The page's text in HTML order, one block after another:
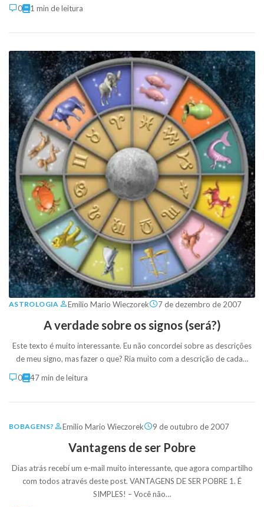
0
1 min de leitura
ASTROLOGIA Emilio Mario Wieczorek 7 de dezembro de 2007
A verdade sobre os signos (será?)
Este texto é muito interessante. Eu não concordei sobre as descrições
de meu signo, mas fazer o que? Ria muito com a descrição de cada…
0
47 min de leitura
BOBAGENS? Emilio Mario Wieczorek 9 de outubro de 2007
Vantagens de ser Pobre
Dias atrás recebí um e-mail muito interessante, que agora compartilho
com todos através deste post. VANTAGENS DE SER POBRE 1. É
SIMPLES! – Você não…